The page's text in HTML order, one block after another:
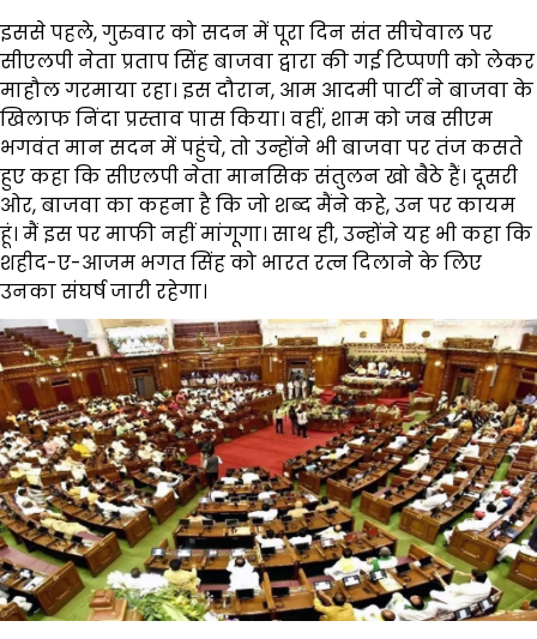
इससे पहले, गुरुवार को सदन में पूरा दिन संत सीचेवाल पर
सीएलपी नेता प्रताप सिंह बाजवा द्वारा की गई टिप्पणी को लेकर
माहौल गरमाया रहा। इस दौरान, आम आदमी पार्टी ने बाजवा के
खिलाफ निंदा प्रस्ताव पास किया। वहीं, शाम को जब सीएम
भगवंत मान सदन में पहुंचे, तो उन्होंने भी बाजवा पर तंज कसते
हुए कहा कि सीएलपी नेता मानसिक संतुलन खो बैठे हैं। दूसरी
ओर, बाजवा का कहना है कि जो शब्द मैंने कहे, उन पर कायम
हूं। मैं इस पर माफी नहीं मांगूगा। साथ ही, उन्होंने यह भी कहा कि
शहीद-ए-आजम भगत सिंह को भारत रत्न दिलाने के लिए
उनका संघर्ष जारी रहेगा।